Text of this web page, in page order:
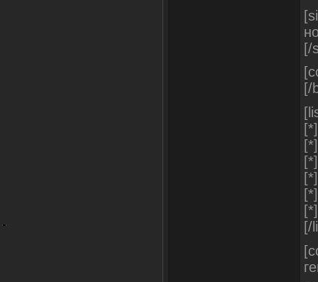
[/
[/
[/